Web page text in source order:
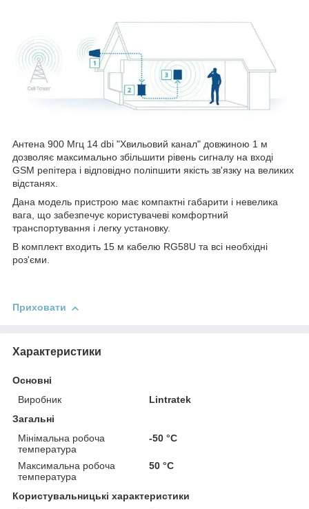
Антена 900 Мгц 14 dbi "Хвильовий канал" довжиною 1 м
дозволяє максимально збільшити рівень сигналу на вході
GSM репітера і відповідно поліпшити якість зв'язку на великих
відстанях.
Дана модель пристрою має компактні габарити і невелика
вага, що забезпечує користувачеві комфортний
транспортування і легку установку.
В комплект входить 15 м кабелю RG58U та всі необхідні
роз'єми.
Приховати
Характеристики
Основні
Виробник
Lintratek
Загальні
Мінімальна робоча
температура
-50 °С
Максимальна робоча
температура
50 °С
Користувальницькі характеристики